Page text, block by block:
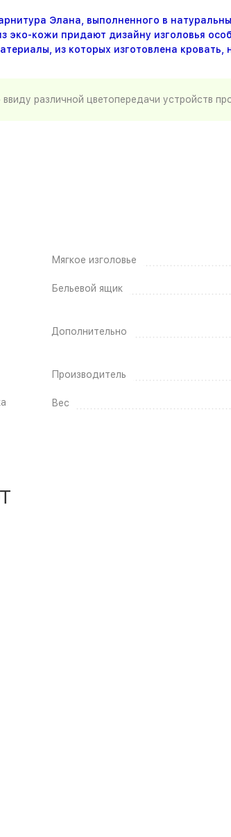
Элана, выполненного в
кожи придают дизайну изголовья
из которых изготовлена
различной цветопередачи устройств
Мягкое изголовье
Бельевой ящик
Дополнительно
Производитель
Вес